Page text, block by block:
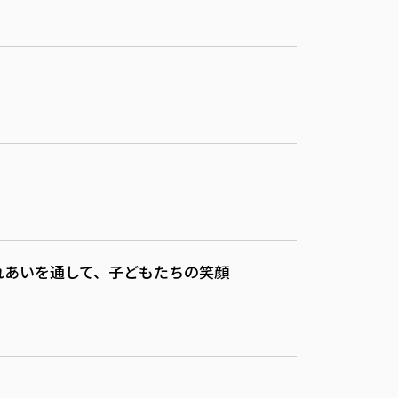
いを通して、子どもたちの笑顔